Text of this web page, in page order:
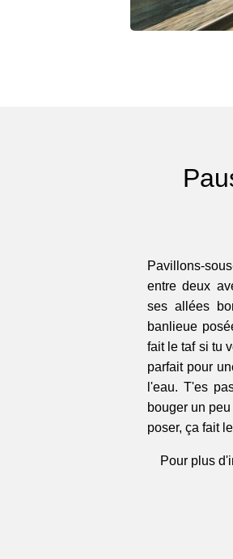
Pavillons-
entre deux
ses allées
banlieue
fait le taf si tu
parfait pour
l'eau. T'es
bouger un
poser, ça fait
Pour plus